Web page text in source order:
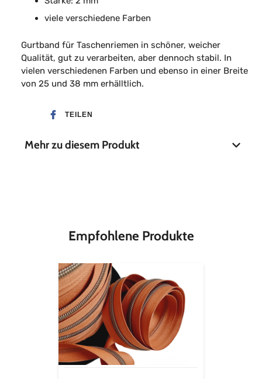
viele verschiedene Farben
Gurtband für Taschenriemen in schöner, weicher
Qualität, gut zu verarbeiten, aber dennoch stabil. In
vielen verschiedenen Farben und ebenso in einer Breite
von 25 und 38 mm erhälltlich.
TEILEN
Mehr zu diesem Produkt
Empfohlene Produkte
Endlos-
Reißverschluss
metallisiert
altmessing
-
pueblo